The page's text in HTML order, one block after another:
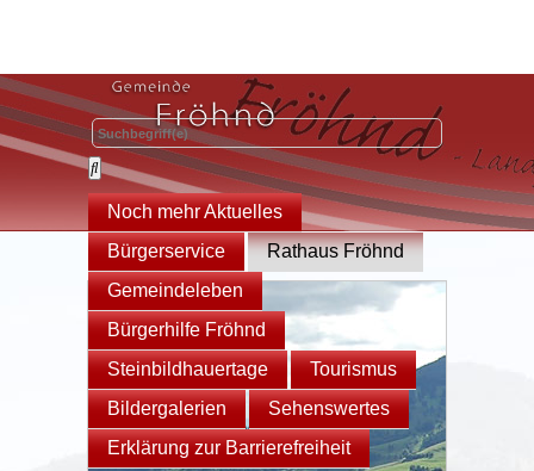
Noch mehr Aktuelles
Bürgerservice
Rathaus Fröhnd
Gemeindeleben
Bürgerhilfe Fröhnd
Steinbildhauertage
Tourismus
Bildergalerien
Sehenswertes
Erklärung zur Barrierefreiheit